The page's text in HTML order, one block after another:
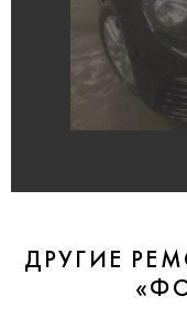
ДРУГИЕ